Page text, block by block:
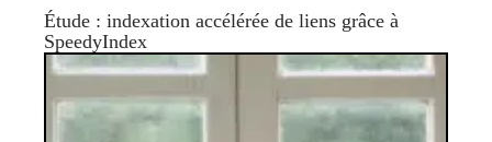
Étude : indexation accélérée de liens grâce à
SpeedyIndex